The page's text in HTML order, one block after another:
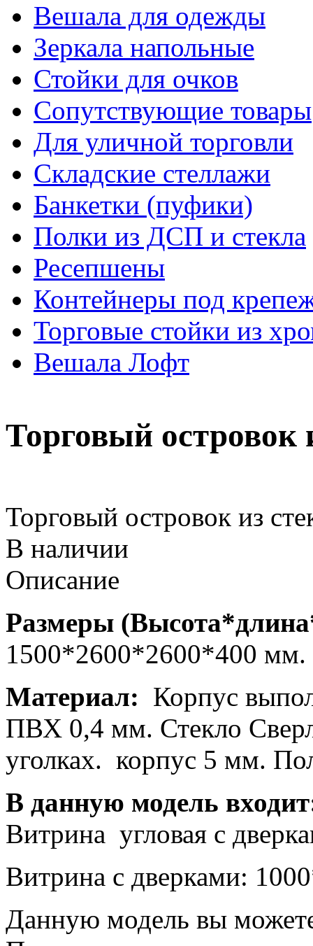
Вешала для одежды
Зеркала напольные
Стойки для очков
Сопутствующие товары
Для уличной торговли
Складские стеллажи
Банкетки (пуфики)
Полки из ДСП и стекла
Ресепшены
Контейнеры под
Торговые стойки из
Вешала Лофт
Торговый островок
Торговый островок из
В наличии
Описание
Размеры
1500*2600*2600*400 мм.
Материал: Корпус
ПВХ 0,4 мм. Стекло
уголках. корпус 5 мм.
В данную модель
Витрина угловая с
Витрина с дверками:
Данную модель вы